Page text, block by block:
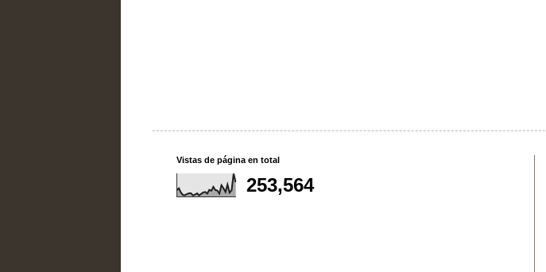
Vistas de página en total
253,564